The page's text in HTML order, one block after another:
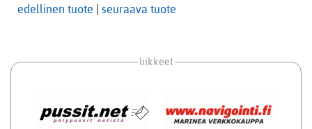
edellinen tuote seuraava tuote
liikkeet